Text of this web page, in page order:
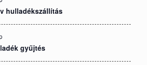
hulladékszállítás
gyűjtés